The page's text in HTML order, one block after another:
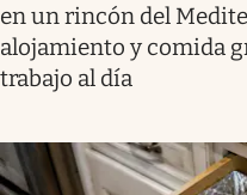
en un rincón del
alojamiento y comida
trabajo al día